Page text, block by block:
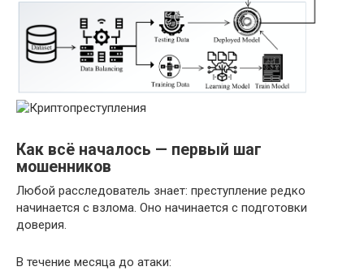
Как всё началось — первый шаг
мошенников
Любой расследователь знает: преступление редко
начинается с взлома. Оно начинается с подготовки
доверия.
В течение месяца до атаки: